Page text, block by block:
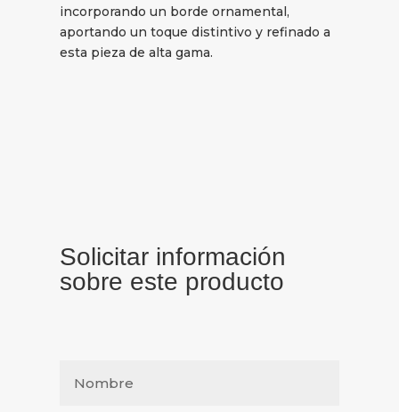
incorporando un borde ornamental,
aportando un toque distintivo y refinado a
esta pieza de alta gama.
Solicitar información
sobre este producto